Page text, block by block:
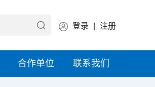
登录 注册
合作单位 联系我们